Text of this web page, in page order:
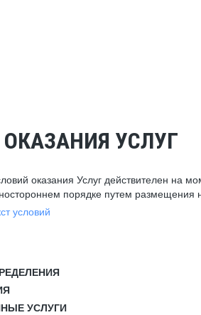
УСЛУГ
оказания Услуг действителен на
порядке путем размещения
условий
УСЛУГИ